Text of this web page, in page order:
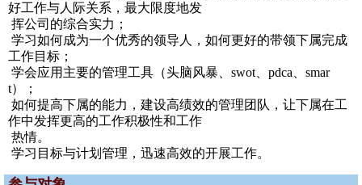
好工作与人际关系，最大限度地发
挥公司的综合实力；
学习如何成为一个优秀的领导人，如何更好的带领下属完成
工作目标；
学会应用主要的管理工具（头脑风暴、swot、pdca、smar
t）；
如何提高下属的能力，建设高绩效的管理团队，让下属在工
作中发挥更高的工作积极性和工作
热情。
学习目标与计划管理，迅速高效的开展工作。